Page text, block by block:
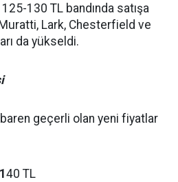
130 TL bandında satışa
Lark, Chesterfield ve
da yükseldi.
geçerli olan yeni fiyatlar
40 TL